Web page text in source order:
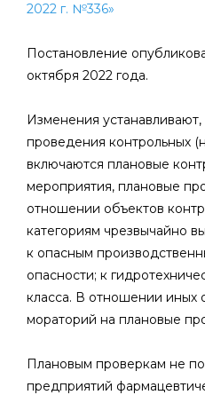
2022 г. №336»
Постановление
октября 2022 года.
Изменения
проведения контрольных
включаются плановые
мероприятия, плановые
отношении объектов
категориям чрезвычайно
к опасным
опасности; к
класса. В отношении иных
мораторий на плановые
Плановым проверкам не
предприятий